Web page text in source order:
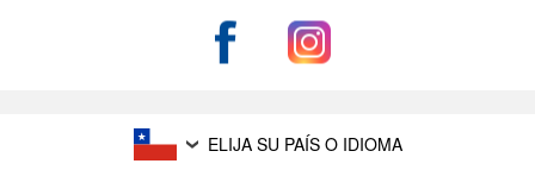
ELIJA SU PAÍS O IDIOMA